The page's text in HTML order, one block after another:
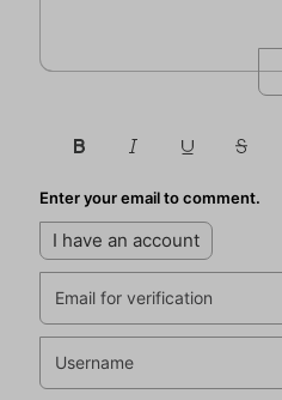
Enter your email to comment.
I have an account